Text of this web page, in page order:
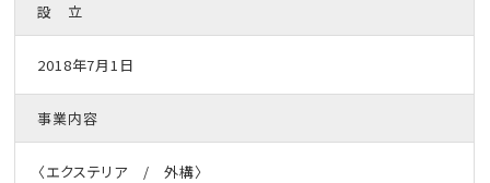
設 立
2018年7月1日
事業内容
〈エクステリア / 外構〉